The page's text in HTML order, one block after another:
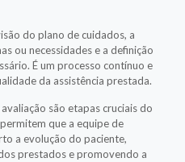
do plano de cuidados, a
ou necessidades e a definição
É um processo contínuo e
da assistência prestada.
são etapas cruciais do
que a equipe de
a evolução do paciente,
prestados e promovendo a